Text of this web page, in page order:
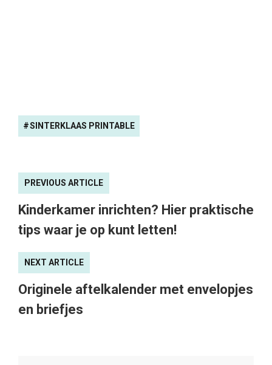
SINTERKLAAS PRINTABLE
PREVIOUS ARTICLE
Kinderkamer inrichten? Hier praktische
tips waar je op kunt letten!
NEXT ARTICLE
Originele aftelkalender met envelopjes
en briefjes